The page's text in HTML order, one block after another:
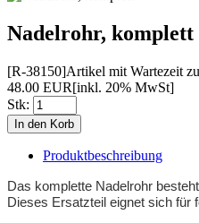
Nadelrohr, komplett
[R-38150]Artikel mit Wartezeit
48.00 EUR[inkl. 20% MwSt]
Stk:
Produktbeschreibung
Das komplette Nadelrohr
Dieses Ersatzteil eignet sich für